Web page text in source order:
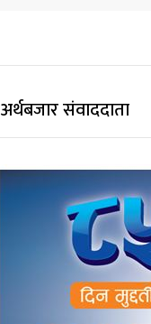
अर्थबजार संवाददाता